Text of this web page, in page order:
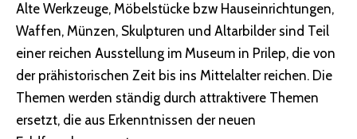
Alte Werkzeuge, Möbelstücke bzw Hauseinrichtungen,
Waffen, Münzen, Skulpturen und Altarbilder sind Teil
einer reichen Ausstellung im Museum in Prilep, die von
der prähistorischen Zeit bis ins Mittelalter reichen. Die
Themen werden ständig durch attraktivere Themen
ersetzt, die aus Erkenntnissen der neuen